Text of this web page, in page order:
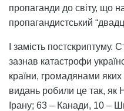
пропаганди до світу, що
пропагандистський
І замість постскриптуму.
зазнав катастрофи
країни, громадянами
видань робили це так, як
Ірану; 63 – Канади, 10 –